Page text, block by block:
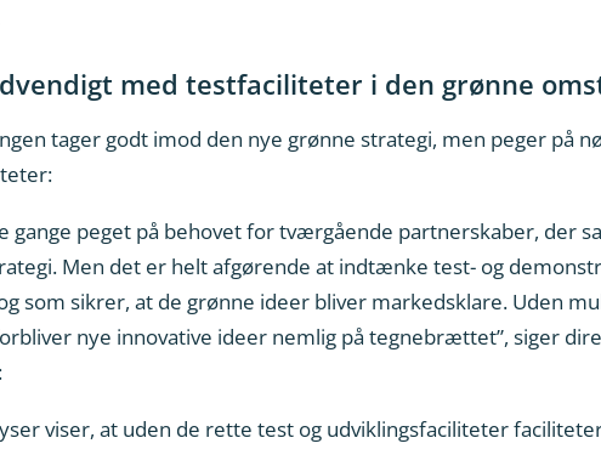
med testfaciliteter i den grønne
tager godt imod den nye grønne strategi, men peger på
gange peget på behovet for tværgående partnerskaber,
Men det er helt afgørende at indtænke test- og
som sikrer, at de grønne ideer bliver markedsklare. Uden
nye innovative ideer nemlig på tegnebrættet”, siger
viser, at uden de rette test og udviklingsfaciliteter